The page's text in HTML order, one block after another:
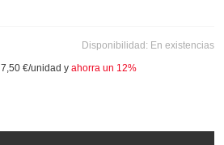
Disponibilidad: En existencias
7,50 €/unidad y ahorra un 12%